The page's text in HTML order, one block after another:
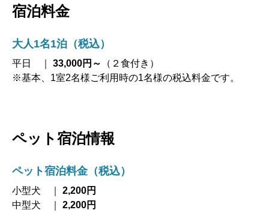
宿泊料金
大人1名1泊（税込）
平日 ｜ 33,000円～
（２食付き）
※基本、1室2名様ご利用時の1名様の税込料金です。
ペット宿泊情報
ペット宿泊料金（税込）
小型犬 ｜ 2,200円
中型犬 ｜ 2,200円